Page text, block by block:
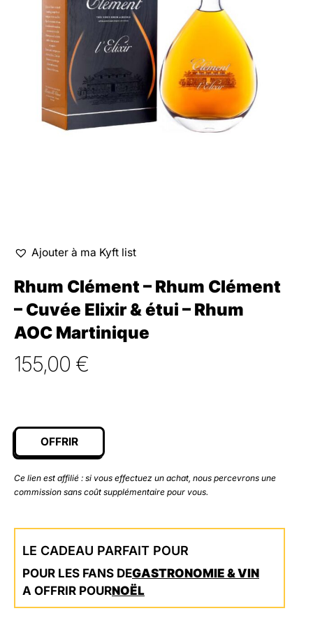
Ajouter à ma Kyft list
Rhum Clément – Rhum Clément
– Cuvée Elixir & étui – Rhum
AOC Martinique
155,00 €
OFFRIR
Ce lien est affilié : si vous effectuez un achat, nous percevrons une
commission sans coût supplémentaire pour vous.
LE CADEAU PARFAIT POUR
POUR LES FANS DEGASTRONOMIE & VIN
A OFFRIR POURNOËL